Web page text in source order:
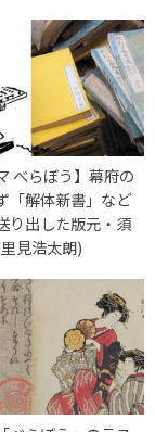
べらぼう】幕府の
「解体新書」など
り出した版元・須
見浩太朗)